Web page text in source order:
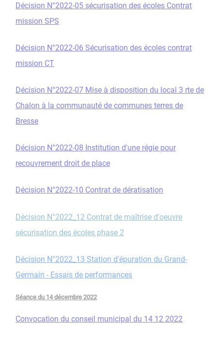
Décision N°2022-05 sécurisation des écoles Contrat
mission SPS
Décision N°2022-06 Sécurisation des écoles contrat
mission CT
Décision N°2022-07 Mise à disposition du local 3 rte de
Chalon à la communauté de communes terres de
Bresse
Décision N°2022-08 Institution d'une régie pour
recouvrement droit de place
Décision N°2022-10 Contrat de dératisation
Décision N°2022_12 Contrat de maîtrise d'oeuvre
sécurisation des écoles phase 2
Décision N°2022_13 Station d'épuration du Grand-
Germain - Essais de performances
Séance du 14 décembre 2022
Convocation du conseil municipal du 14 12 2022